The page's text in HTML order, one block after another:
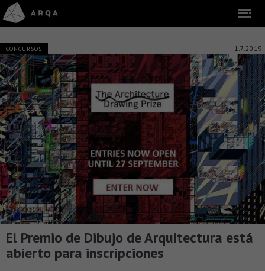
CONCURSOS 1.7.2019
El Premio de Dibujo de Arquitectura está
abierto para inscripciones